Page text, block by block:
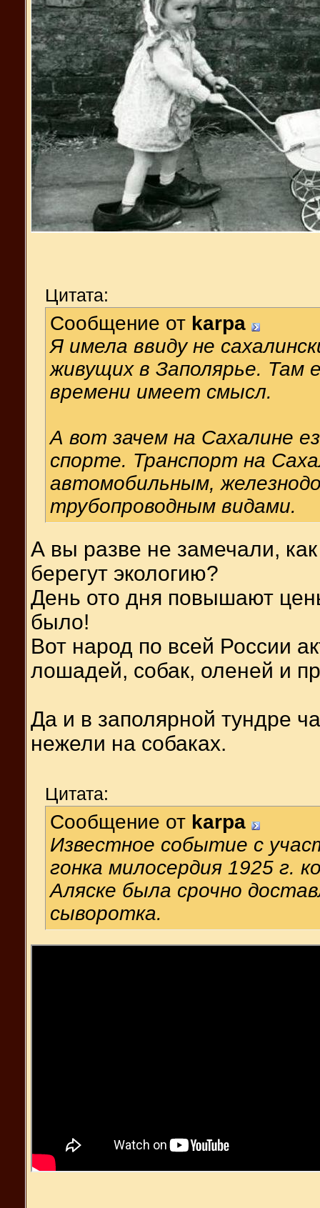
Цитата:
Сообщение от karpa
Я имела ввиду не
живущих в Заполярье. Там
времени имеет смысл.
А вот зачем на Сахалине
спорте. Транспорт на
автомобильным,
трубопроводным видами.
А вы разве не замечали,
берегут экологию?
День ото дня повышают
было!
Вот народ по всей России
лошадей, собак, оленей и
Да и в заполярной тундре
нежели на собаках.
Цитата:
Сообщение от karpa
Известное событие с
гонка милосердия 1925 г.
Аляске была срочно
сыворотка.